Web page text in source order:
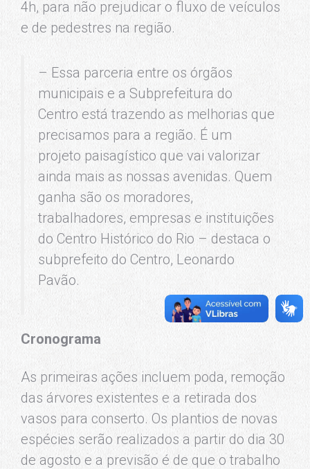
4h, para não prejudicar o fluxo de veículos
e de pedestres na região.
– Essa parceria entre os órgãos
municipais e a Subprefeitura do
Centro está trazendo as melhorias que
precisamos para a região. É um
projeto paisagístico que vai valorizar
ainda mais as nossas avenidas. Quem
ganha são os moradores,
trabalhadores, empresas e instituições
do Centro Histórico do Rio – destaca o
subprefeito do Centro, Leonardo
Pavão.
Cronograma
As primeiras ações incluem poda, remoção
das árvores existentes e a retirada dos
vasos para conserto. Os plantios de novas
espécies serão realizados a partir do dia 30
de agosto e a previsão é de que o trabalho